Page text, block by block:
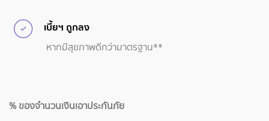
เบี้ยฯ ถูกลง
หากมีสุขภาพดีกว่ามาตรฐาน**
% ของจำนวนเงินเอาประกันภัย